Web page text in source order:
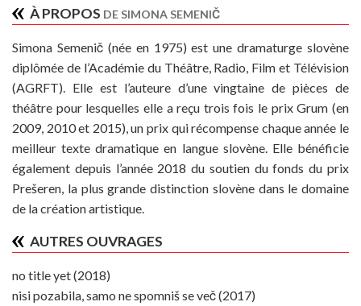
À L'AFFICHE
À PROPOS DE SIMONA SEMENIČ
Simona Semenič (née en 1975) est une dramaturge slovène
diplômée de l’Académie du Théâtre, Radio, Film et Télévision
(AGRFT). Elle est l’auteure d’une vingtaine de pièces de
théâtre pour lesquelles elle a reçu trois fois le prix Grum (en
2009, 2010 et 2015), un prix qui récompense chaque année le
meilleur texte dramatique en langue slovène. Elle bénéficie
également depuis l’année 2018 du soutien du fonds du prix
Prešeren, la plus grande distinction slovène dans le domaine
de la création artistique.
AUTRES OUVRAGES
no title yet (2018)
nisi pozabila, samo ne spomniš se več (2017)